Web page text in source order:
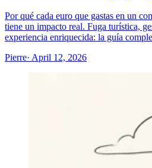
Por qué cada euro que gastas en un
tiene un impacto real. Fuga turística,
experiencia enriquecida: la guía
Pierre· April 12, 2026